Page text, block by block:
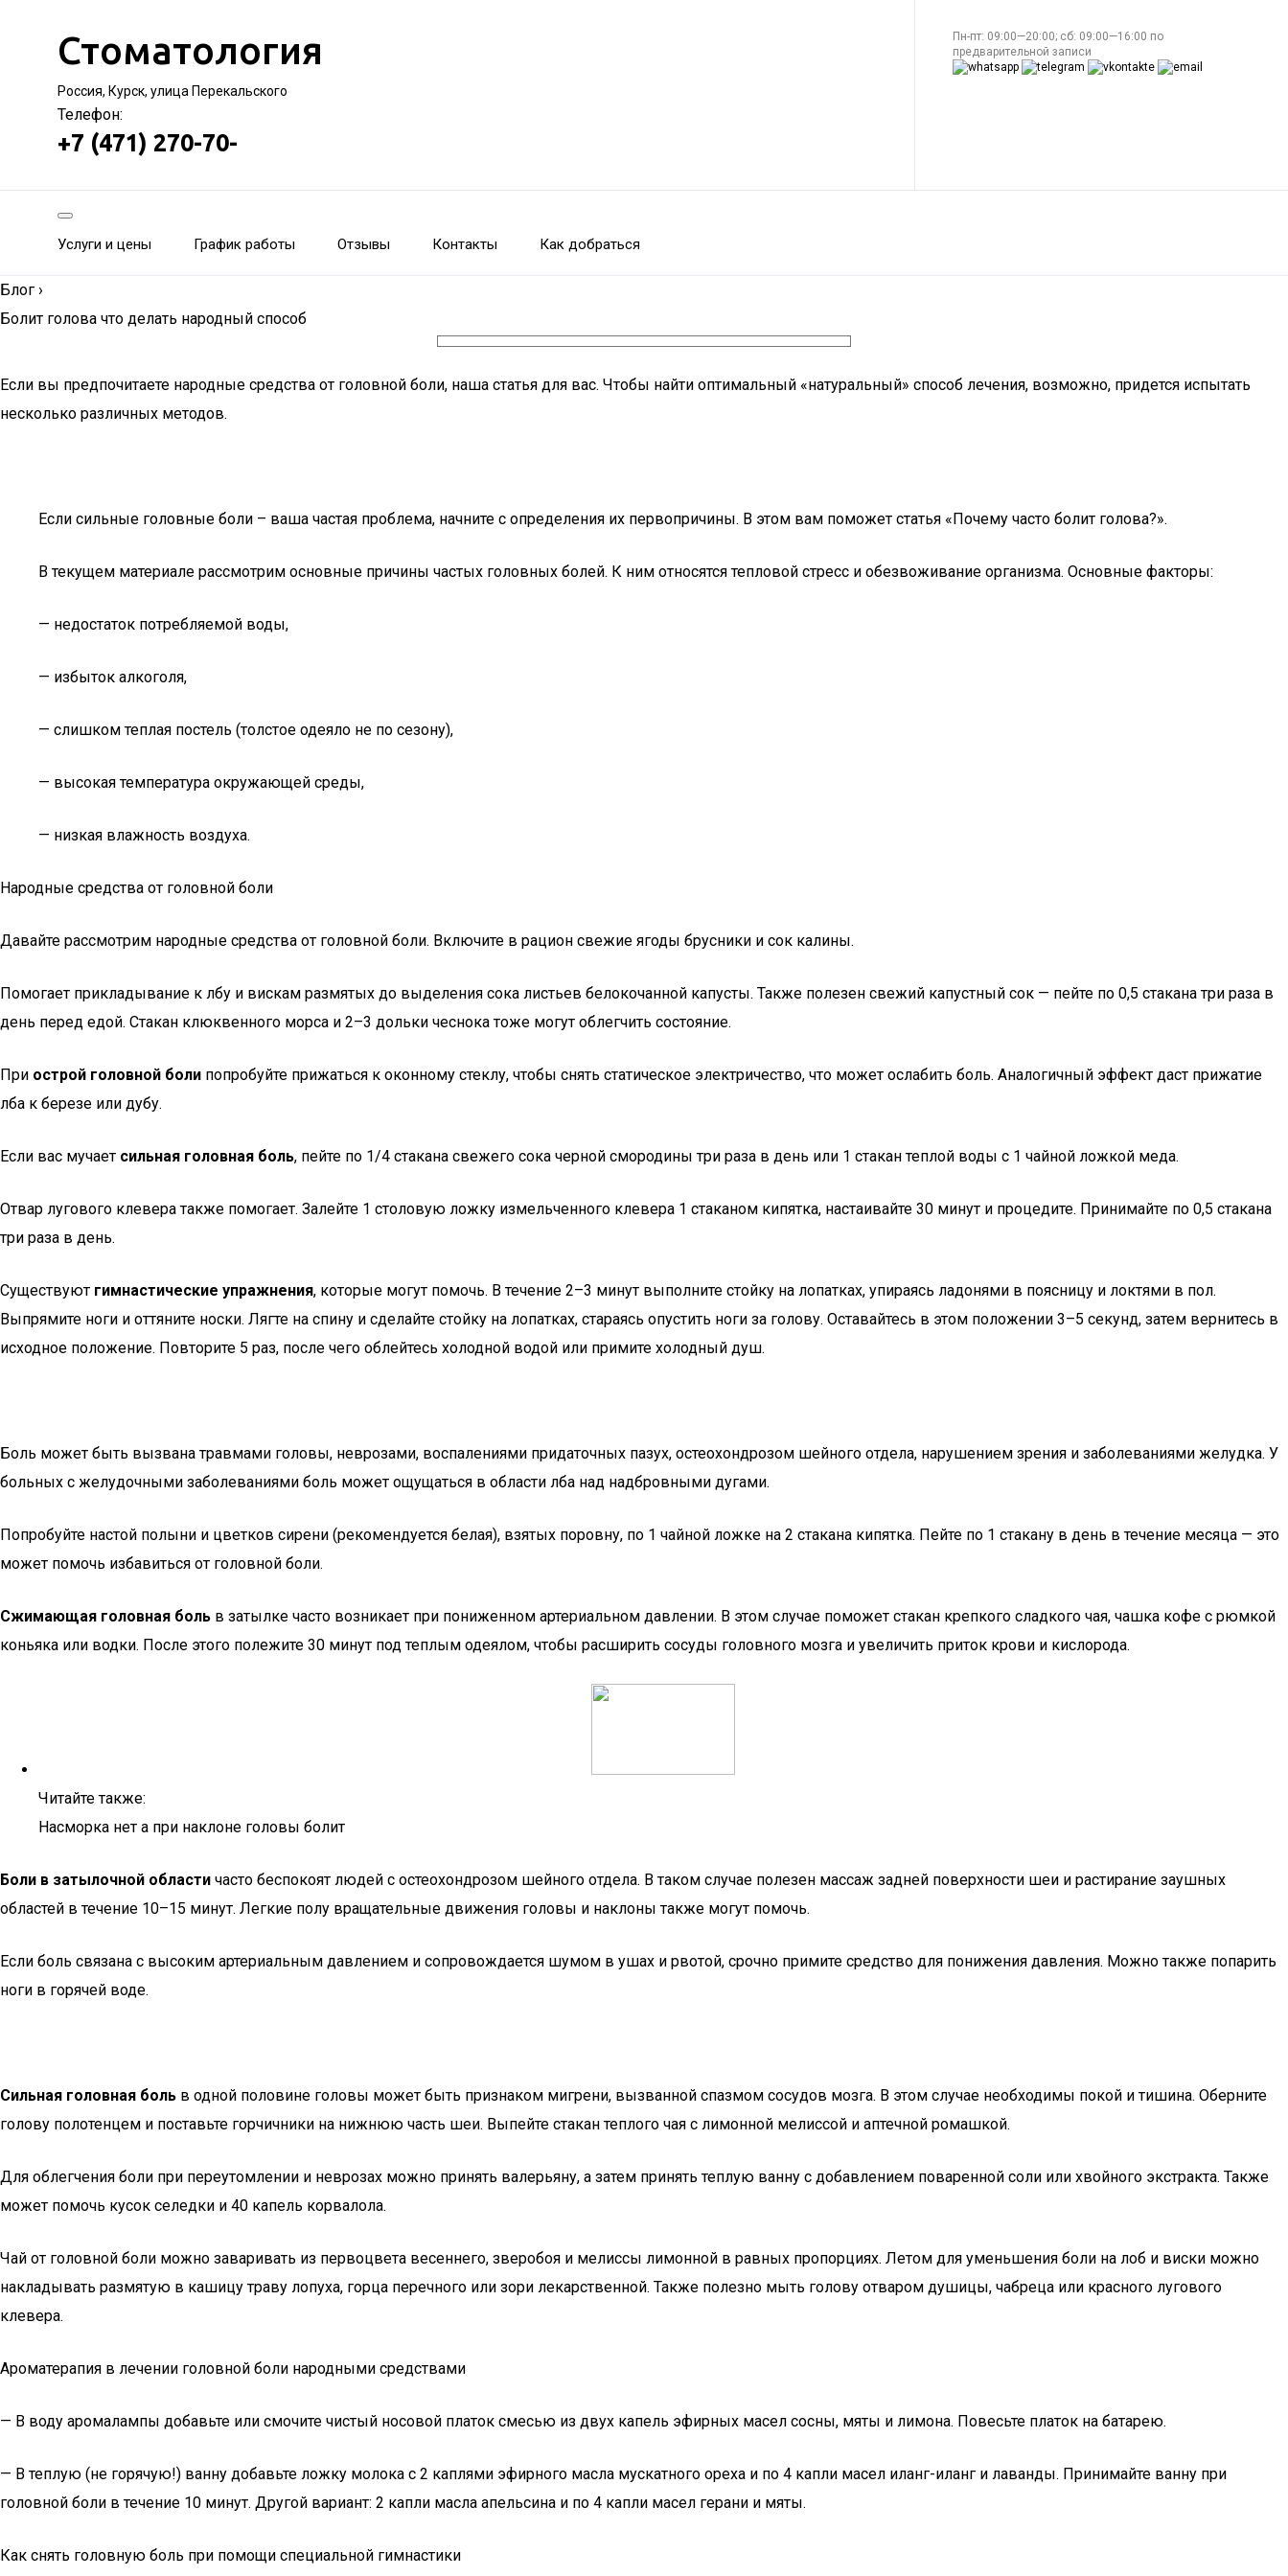
Стоматология
Россия, Курск, улица Перекальского
Телефон:
+7 (471) 270-70-
Пн-пт: 09:00—20:00; сб: 09:00—16:00 по
предварительной записи
Услуги и цены График работы Отзывы Контакты Как добраться
Блог ›
Болит голова что делать народный способ
Если вы предпочитаете народные средства от головной боли, наша статья для вас. Чтобы найти оптимальный «натуральный» способ лечения, возможно, придется испытать
несколько различных методов.
Если сильные головные боли – ваша частая проблема, начните с определения их первопричины. В этом вам поможет статья «Почему часто болит голова?».
В текущем материале рассмотрим основные причины частых головных болей. К ним относятся тепловой стресс и обезвоживание организма. Основные факторы:
— недостаток потребляемой воды,
— избыток алкоголя,
— слишком теплая постель (толстое одеяло не по сезону),
— высокая температура окружающей среды,
— низкая влажность воздуха.
Народные средства от головной боли
Давайте рассмотрим народные средства от головной боли. Включите в рацион свежие ягоды брусники и сок калины.
Помогает прикладывание к лбу и вискам размятых до выделения сока листьев белокочанной капусты. Также полезен свежий капустный сок — пейте по 0,5 стакана три раза в
день перед едой. Стакан клюквенного морса и 2–3 дольки чеснока тоже могут облегчить состояние.
При острой головной боли попробуйте прижаться к оконному стеклу, чтобы снять статическое электричество, что может ослабить боль. Аналогичный эффект даст прижатие
лба к березе или дубу.
Если вас мучает сильная головная боль, пейте по 1/4 стакана свежего сока черной смородины три раза в день или 1 стакан теплой воды с 1 чайной ложкой меда.
Отвар лугового клевера также помогает. Залейте 1 столовую ложку измельченного клевера 1 стаканом кипятка, настаивайте 30 минут и процедите. Принимайте по 0,5 стакана
три раза в день.
Существуют гимнастические упражнения, которые могут помочь. В течение 2–3 минут выполните стойку на лопатках, упираясь ладонями в поясницу и локтями в пол.
Выпрямите ноги и оттяните носки. Лягте на спину и сделайте стойку на лопатках, стараясь опустить ноги за голову. Оставайтесь в этом положении 3–5 секунд, затем вернитесь в
исходное положение. Повторите 5 раз, после чего облейтесь холодной водой или примите холодный душ.
Боль может быть вызвана травмами головы, неврозами, воспалениями придаточных пазух, остеохондрозом шейного отдела, нарушением зрения и заболеваниями желудка. У
больных с желудочными заболеваниями боль может ощущаться в области лба над надбровными дугами.
Попробуйте настой полыни и цветков сирени (рекомендуется белая), взятых поровну, по 1 чайной ложке на 2 стакана кипятка. Пейте по 1 стакану в день в течение месяца — это
может помочь избавиться от головной боли.
Сжимающая головная боль в затылке часто возникает при пониженном артериальном давлении. В этом случае поможет стакан крепкого сладкого чая, чашка кофе с рюмкой
коньяка или водки. После этого полежите 30 минут под теплым одеялом, чтобы расширить сосуды головного мозга и увеличить приток крови и кислорода.
Читайте также:
Насморка нет а при наклоне головы болит
Боли в затылочной области часто беспокоят людей с остеохондрозом шейного отдела. В таком случае полезен массаж задней поверхности шеи и растирание заушных
областей в течение 10–15 минут. Легкие полу вращательные движения головы и наклоны также могут помочь.
Если боль связана с высоким артериальным давлением и сопровождается шумом в ушах и рвотой, срочно примите средство для понижения давления. Можно также попарить
ноги в горячей воде.
Сильная головная боль в одной половине головы может быть признаком мигрени, вызванной спазмом сосудов мозга. В этом случае необходимы покой и тишина. Оберните
голову полотенцем и поставьте горчичники на нижнюю часть шеи. Выпейте стакан теплого чая с лимонной мелиссой и аптечной ромашкой.
Для облегчения боли при переутомлении и неврозах можно принять валерьяну, а затем принять теплую ванну с добавлением поваренной соли или хвойного экстракта. Также
может помочь кусок селедки и 40 капель корвалола.
Чай от головной боли можно заваривать из первоцвета весеннего, зверобоя и мелиссы лимонной в равных пропорциях. Летом для уменьшения боли на лоб и виски можно
накладывать размятую в кашицу траву лопуха, горца перечного или зори лекарственной. Также полезно мыть голову отваром душицы, чабреца или красного лугового
клевера.
Ароматерапия в лечении головной боли народными средствами
— В воду аромалампы добавьте или смочите чистый носовой платок смесью из двух капель эфирных масел сосны, мяты и лимона. Повесьте платок на батарею.
— В теплую (не горячую!) ванну добавьте ложку молока с 2 каплями эфирного масла мускатного ореха и по 4 капли масел иланг-иланг и лаванды. Принимайте ванну при
головной боли в течение 10 минут. Другой вариант: 2 капли масла апельсина и по 4 капли масел герани и мяты.
Как снять головную боль при помощи специальной гимнастики